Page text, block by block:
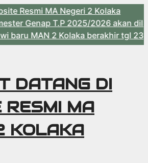
MA Negeri 2 Kolaka
T.P 2025/2026 akan
2 Kolaka berakhir tgl 23 Mei 2026
DATANG DI
RESMI MA
KOLAKA